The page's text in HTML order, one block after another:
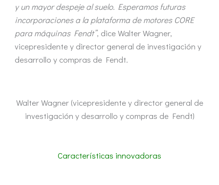
y un mayor despeje al suelo. Esperamos futuras
incorporaciones a la plataforma de motores CORE
para máquinas Fendt”, dice Walter Wagner,
vicepresidente y director general de investigación y
desarrollo y compras de Fendt.
Walter Wagner (vicepresidente y director general de
investigación y desarrollo y compras de Fendt)
Características innovadoras